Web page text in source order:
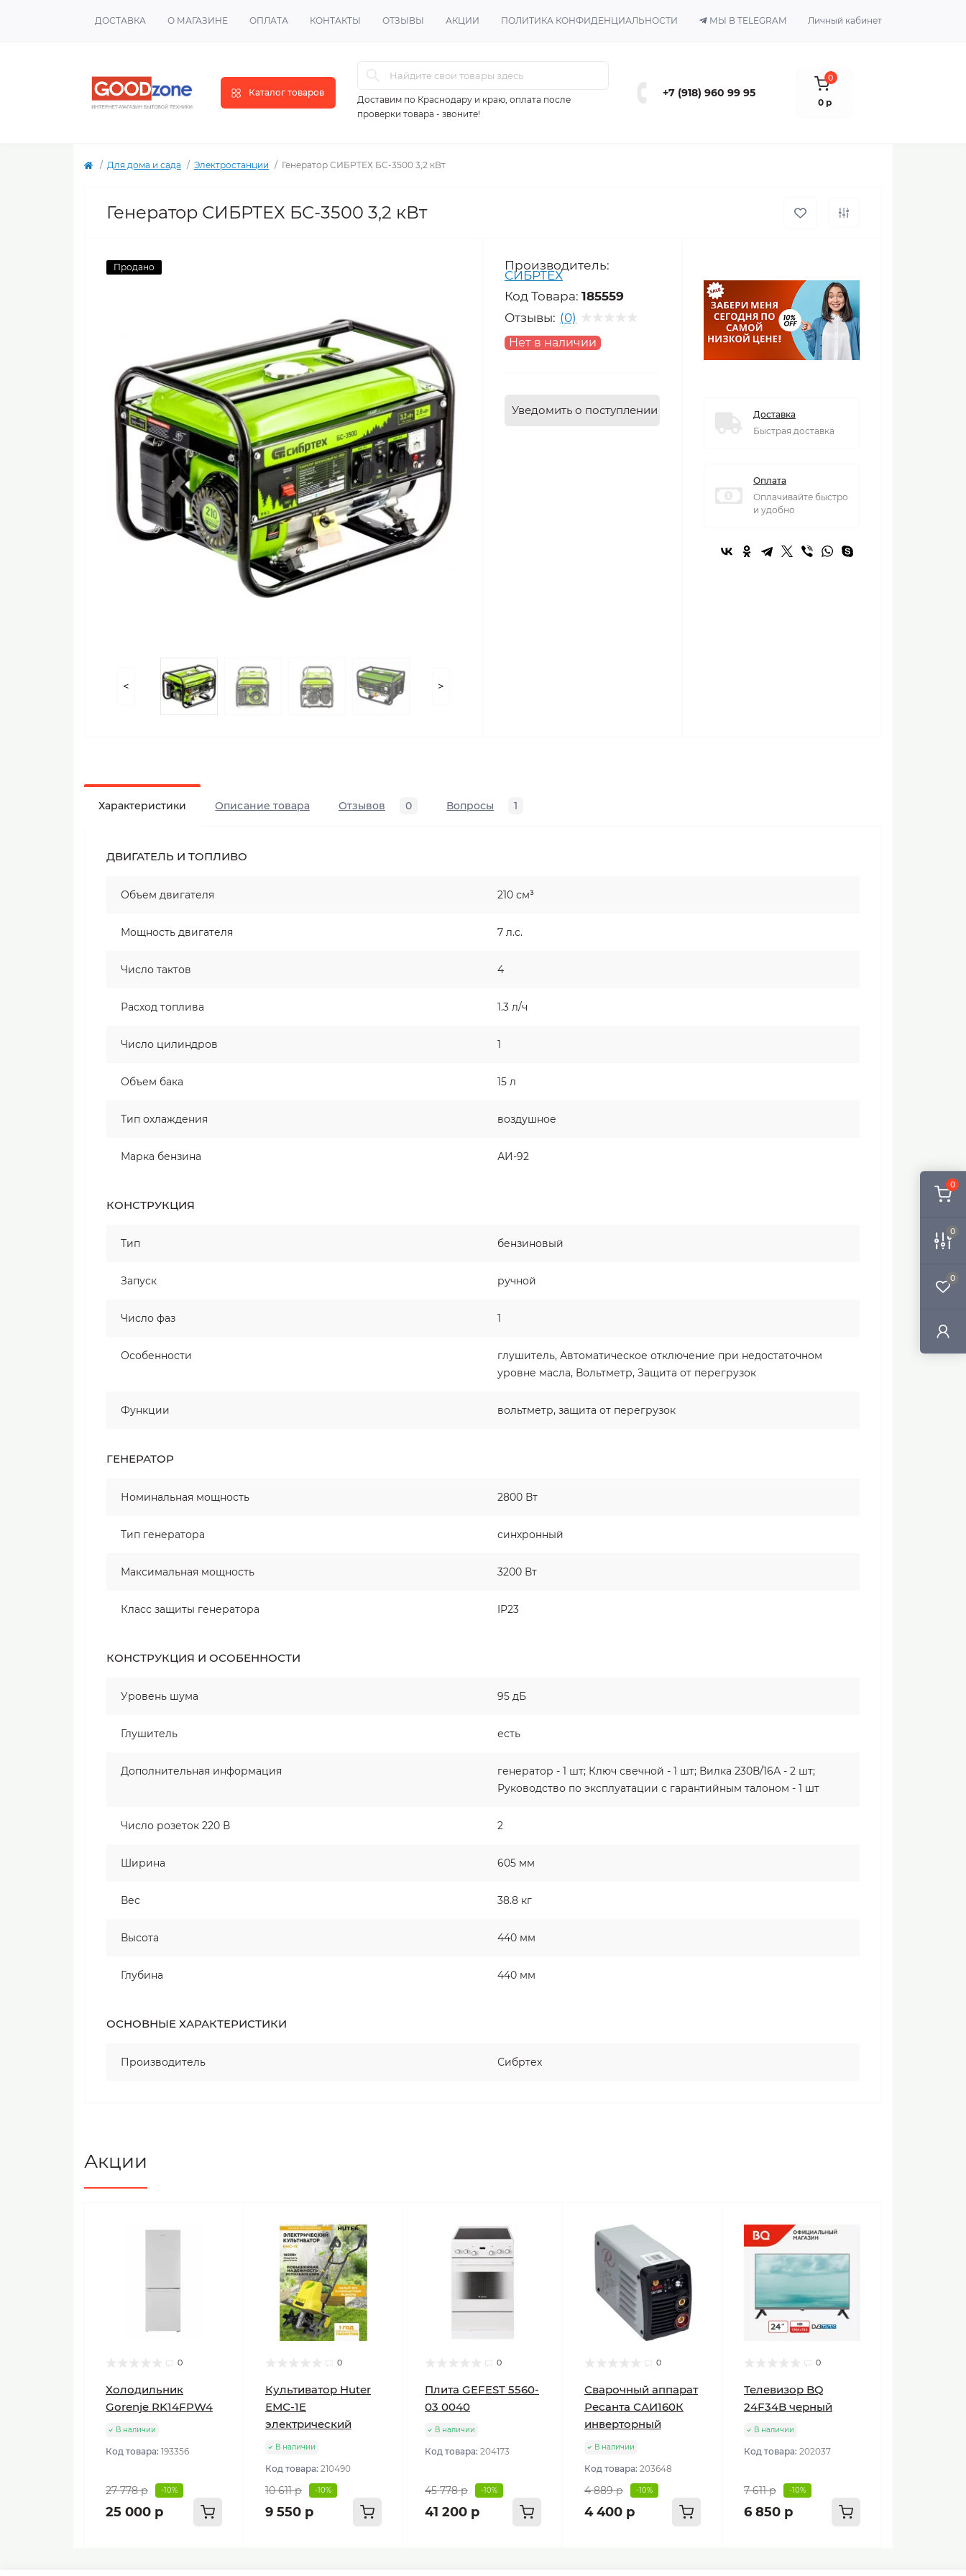
0
0
0
ДОСТАВКА О МАГАЗИНЕ ОПЛАТА КОНТАКТЫ ОТЗЫВЫ АКЦИИ ПОЛИТИКА КОНФИДЕНЦИАЛЬНОСТИ МЫ В TELEGRAM Личный кабинет
Каталог товаров
Доставим по Краснодару и краю, оплата после
проверки товара - звоните!
+7 (918) 960 99 95
0
0 р
Для дома и сада Электростанции Генератор СИБРТЕХ БС-3500 3,2 кВт
Генератор СИБРТЕХ БС-3500 3,2 кВт
Продано
< >
Производитель:
СИБРТЕХ
Код Товара: 185559
Отзывы: (0)
Нет в наличии
Уведомить о поступлении
Доставка
Быстрая доставка
Оплата
Оплачивайте быстро
и удобно
Характеристики Описание товара Отзывов 0 Вопросы 1
ДВИГАТЕЛЬ И ТОПЛИВО
Объем двигателя 210 см³
Мощность двигателя 7 л.с.
Число тактов 4
Расход топлива 1.3 л/ч
Число цилиндров 1
Объем бака 15 л
Тип охлаждения воздушное
Марка бензина АИ-92
КОНСТРУКЦИЯ
Тип бензиновый
Запуск ручной
Число фаз 1
Особенности
глушитель, Автоматическое отключение при недостаточном
уровне масла, Вольтметр, Защита от перегрузок
Функции вольтметр, защита от перегрузок
ГЕНЕРАТОР
Номинальная мощность 2800 Вт
Тип генератора синхронный
Максимальная мощность 3200 Вт
Класс защиты генератора IP23
КОНСТРУКЦИЯ И ОСОБЕННОСТИ
Уровень шума 95 дБ
Глушитель есть
Дополнительная информация
генератор - 1 шт; Ключ свечной - 1 шт; Вилка 230В/16А - 2 шт;
Руководство по эксплуатации с гарантийным талоном - 1 шт
Число розеток 220 В 2
Ширина 605 мм
Вес 38.8 кг
Высота 440 мм
Глубина 440 мм
ОСНОВНЫЕ ХАРАКТЕРИСТИКИ
Производитель Сибртех
Акции
0
Холодильник
Gorenje RK14FPW4
В наличии
Код товара: 193356
27 778 р -10%
25 000 р
0
Культиватор Huter
ЕМС-1E
электрический
В наличии
Код товара: 210490
10 611 р -10%
9 550 р
0
Плита GEFEST 5560-
03 0040
В наличии
Код товара: 204173
45 778 р -10%
41 200 р
0
Сварочный аппарат
Ресанта САИ160К
инверторный
В наличии
Код товара: 203648
4 889 р -10%
4 400 р
0
Телевизор BQ
24F34B черный
В наличии
Код товара: 202037
7 611 р -10%
6 850 р